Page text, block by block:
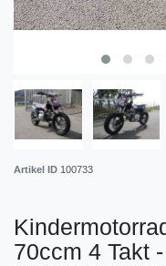
Artikel ID 100733
70ccm 4 Takt